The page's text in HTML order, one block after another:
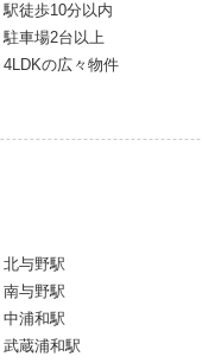
駅徒歩10分以内
駐車場2台以上
4LDKの広々物件
北与野駅
南与野駅
中浦和駅
武蔵浦和駅